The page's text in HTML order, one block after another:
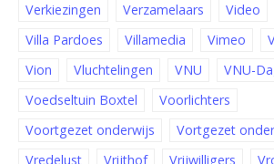
Verkiezingen
Verzamelaars Video
Villa Pardoes
Villamedia Vimeo
Vion
Vluchtelingen VNU
VNU-
Voedseltuin Boxtel
Voorlichters
Voortgezet onderwijs
Vortgezet
Vredelust
Vrijthof Vrijwilligers